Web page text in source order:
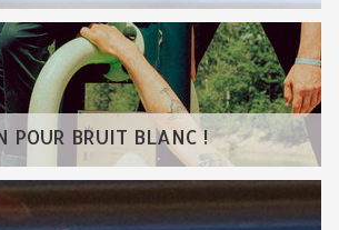
POUR BRUIT BLANC !